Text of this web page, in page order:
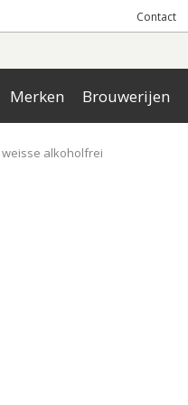
Contact
Merken Brouwerijen
alkoholfrei